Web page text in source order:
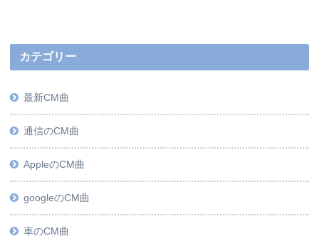
カテゴリー
最新CM曲
通信のCM曲
AppleのCM曲
googleのCM曲
車のCM曲